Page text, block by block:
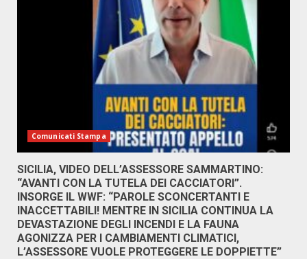
Comunicati Stampa
SICILIA, VIDEO DELL’ASSESSORE SAMMARTINO:
“AVANTI CON LA TUTELA DEI CACCIATORI”.
INSORGE IL WWF: “PAROLE SCONCERTANTI E
INACCETTABILI! MENTRE IN SICILIA CONTINUA LA
DEVASTAZIONE DEGLI INCENDI E LA FAUNA
AGONIZZA PER I CAMBIAMENTI CLIMATICI,
L’ASSESSORE VUOLE PROTEGGERE LE DOPPIETTE”